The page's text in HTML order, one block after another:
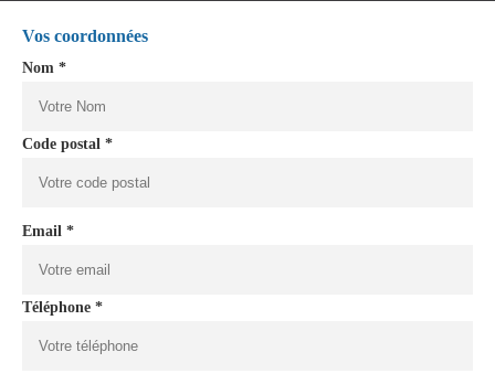
Vos coordonnées
Nom *
Code postal *
Email *
Téléphone *